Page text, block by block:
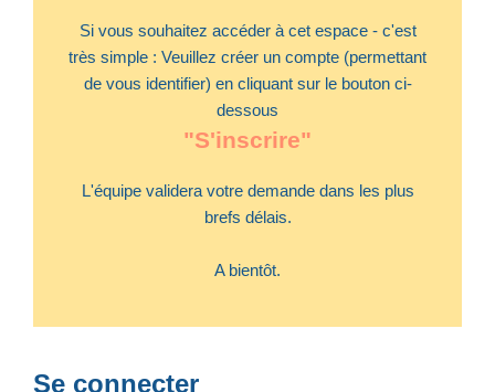
Si vous souhaitez accéder à cet espace - c'est
très simple : Veuillez créer un compte (permettant
de vous identifier) en cliquant sur le bouton ci-
dessous
"S'inscrire"
L'équipe validera votre demande dans les plus
brefs délais.
A bientôt.
Se connecter